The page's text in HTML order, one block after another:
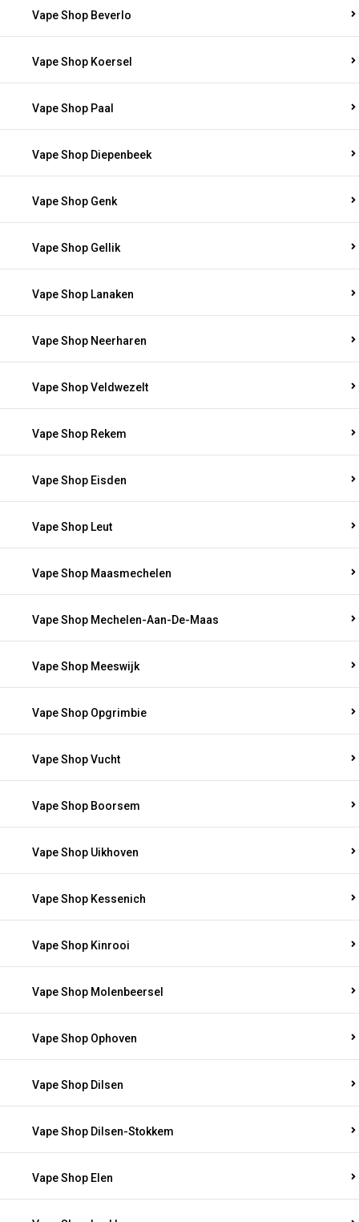
Vape Shop Beverlo
Vape Shop Koersel
Vape Shop Paal
Vape Shop Diepenbeek
Vape Shop Genk
Vape Shop Gellik
Vape Shop Lanaken
Vape Shop Neerharen
Vape Shop Veldwezelt
Vape Shop Rekem
Vape Shop Eisden
Vape Shop Leut
Vape Shop Maasmechelen
Vape Shop Mechelen-Aan-De-Maas
Vape Shop Meeswijk
Vape Shop Opgrimbie
Vape Shop Vucht
Vape Shop Boorsem
Vape Shop Uikhoven
Vape Shop Kessenich
Vape Shop Kinrooi
Vape Shop Molenbeersel
Vape Shop Ophoven
Vape Shop Dilsen
Vape Shop Dilsen-Stokkem
Vape Shop Elen